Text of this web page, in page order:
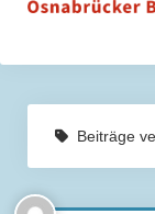
Startseite
Beiträge